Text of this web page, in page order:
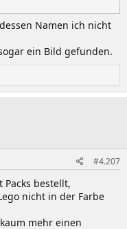
Namen ich nicht
ein Bild gefunden.
#4.207
Packs bestellt,
nicht in der Farbe
mehr einen